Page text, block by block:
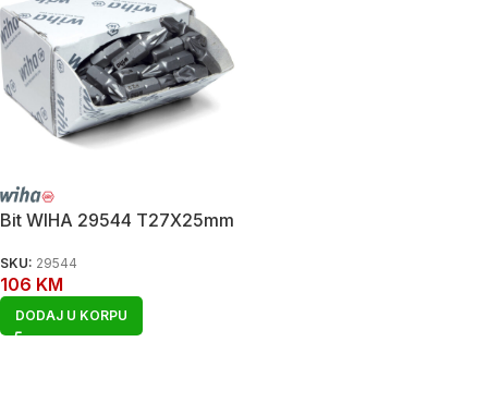
Bit WIHA 29544 T27X25mm
SKU: 29544
106 KM
DODAJ U KORPU